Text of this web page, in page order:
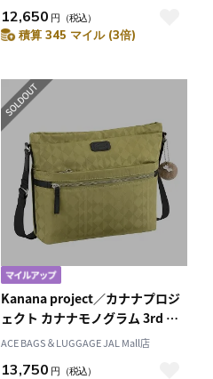
12,650 円 （税込）
積算 345 マイル (3倍)
Kanana project／カナナプロジ
ェクト カナナモノグラム 3rd シ
ョルダーバッグ 11912
ACE BAGS＆LUGGAGE JAL Mall店
13,750 円 （税込）